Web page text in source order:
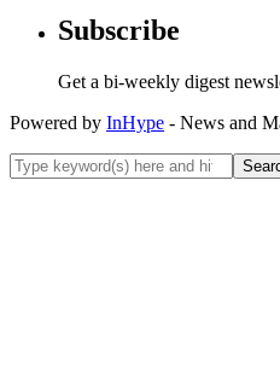
Subscribe
Get a bi-weekly digest
Powered by InHype - News and